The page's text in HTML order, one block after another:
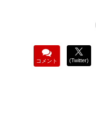
コメント (Twitter)